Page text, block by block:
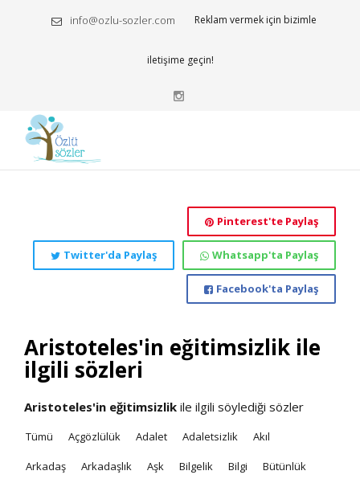
info@ozlu-sozler.com Reklam vermek için bizimle
iletişime geçin!
Pinterest'te Paylaş
Whatsapp'ta Paylaş
Twitter'da Paylaş
Facebook'ta Paylaş
Aristoteles'in eğitimsizlik ile
ilgili sözleri
Aristoteles'in eğitimsizlik ile ilgili söylediği sözler
Tümü Açgözlülük Adalet Adaletsizlik Akıl
Arkadaş Arkadaşlık Aşk Bilgelik Bilgi Bütünlük